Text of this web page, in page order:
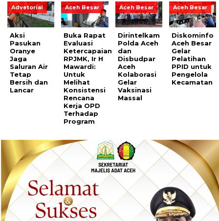
Advetorial
Aksi
Pasukan
Oranye
Jaga
Saluran Air
Tetap
Bersih dan
Lancar
Aceh Besar
Buka Rapat
Evaluasi
Ketercapaian
RPJMK, Ir H
Mawardi:
Untuk
Melihat
Konsistensi
Rencana
Kerja OPD
Terhadap
Program
Aceh Besar
Dirintelkam
Polda Aceh
dan
Disbudpar
Aceh
Kolaborasi
Gelar
Vaksinasi
Massal
Aceh Besar
Diskominfo
Aceh Besar
Gelar
Pelatihan
PPID untuk
Pengelola
Kecamatan